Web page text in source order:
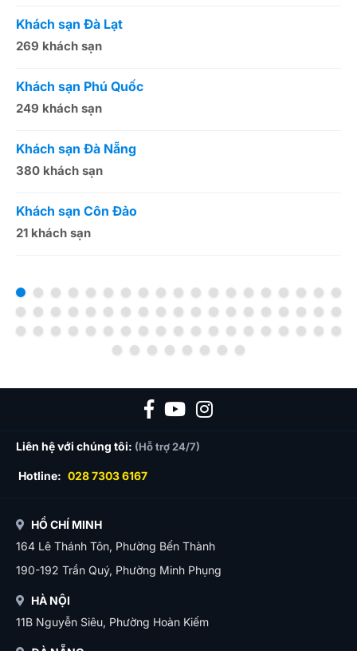
Khách sạn Đà Lạt
269 khách sạn
Khách sạn Phú Quốc
249 khách sạn
Khách sạn Đà Nẵng
380 khách sạn
Khách sạn Côn Đảo
21 khách sạn
Liên hệ với chúng tôi: (Hỗ trợ 24/7)
Hotline: 028 7303 6167
HỒ CHÍ MINH
164 Lê Thánh Tôn, Phường Bến Thành
190-192 Trần Quý, Phường Minh Phụng
HÀ NỘI
11B Nguyễn Siêu, Phường Hoàn Kiếm